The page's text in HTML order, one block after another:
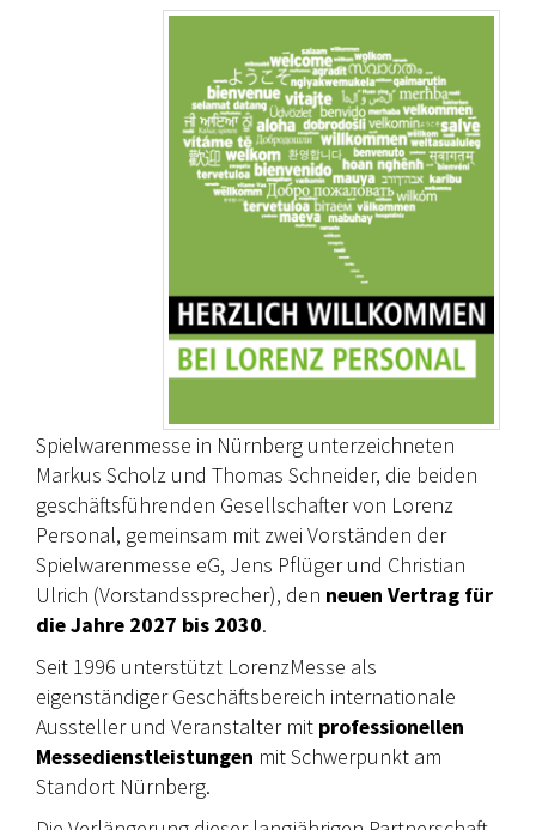
Spielwarenmesse in Nürnberg unterzeichneten
Markus Scholz und Thomas Schneider, die beiden
geschäftsführenden Gesellschafter von Lorenz
Personal, gemeinsam mit zwei Vorständen der
Spielwarenmesse eG, Jens Pflüger und Christian
Ulrich (Vorstandssprecher), den neuen Vertrag für
die Jahre 2027 bis 2030.
Seit 1996 unterstützt LorenzMesse als
eigenständiger Geschäftsbereich internationale
Aussteller und Veranstalter mit professionellen
Messedienstleistungen mit Schwerpunkt am
Standort Nürnberg.